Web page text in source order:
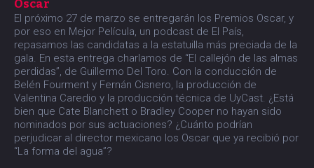
Oscar
El próximo 27 de marzo se entregarán los Premios Oscar, y
por eso en Mejor Película, un podcast de El País,
repasamos las candidatas a la estatuilla más preciada de la
gala. En esta entrega charlamos de “El callejón de las almas
perdidas”, de Guillermo Del Toro. Con la conducción de
Belén Fourment y Fernán Cisnero, la producción de
Valentina Caredio y la producción técnica de UyCast. ¿Está
bien que Cate Blanchett o Bradley Cooper no hayan sido
nominados por sus actuaciones? ¿Cuánto podrían
perjudicar al director mexicano los Oscar que ya recibió por
“La forma del agua”?